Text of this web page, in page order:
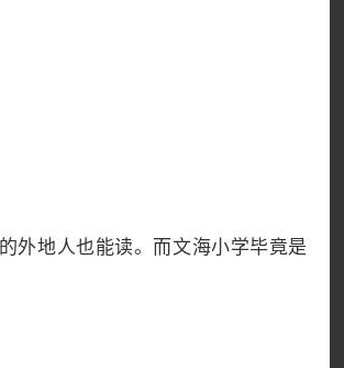
外地人也能读。而文海小学毕竟是